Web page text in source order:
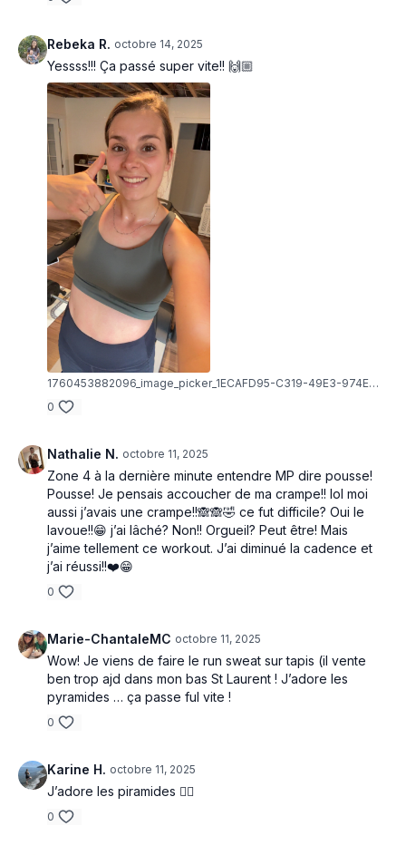
Rebeka R. octobre 14, 2025
Yessss!!! Ça passé super vite!! 🙌🏼
1760453882096_image_picker_1ECAFD95-C319-49E3-974E-37ED7784BB10-32300-00000ED2194DDEE2.1760453882.jpg
0
Nathalie N. octobre 11, 2025
Zone 4 à la dernière minute entendre MP dire pousse!
Pousse! Je pensais accoucher de ma crampe!! lol moi
aussi j’avais une crampe!!🙈🙈🤣 ce fut difficile? Oui le
lavoue!!😁 j’ai lâché? Non!! Orgueil? Peut être! Mais
j’aime tellement ce workout. J’ai diminué la cadence et
j’ai réussi!!❤️😁
0
Marie-ChantaleMC octobre 11, 2025
Wow! Je viens de faire le run sweat sur tapis (il vente
ben trop ajd dans mon bas St Laurent ! J’adore les
pyramides … ça passe ful vite !
0
Karine H. octobre 11, 2025
J’adore les piramides 🏃‍♀️
0